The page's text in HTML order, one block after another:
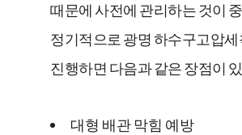
때문에 사전에 관리하는 것이
정기적으로 광명 하수구고압
진행하면 다음과 같은 장점이
대형 배관 막힘 예방